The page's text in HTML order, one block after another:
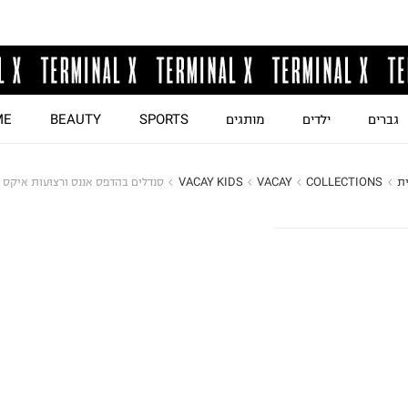
גברים ילדים מותגים SPORTS
BEAUTY
COLLECTIONS
VACAY
VACAY KIDS סנדלים בהדפס אננס ורצועות איקס